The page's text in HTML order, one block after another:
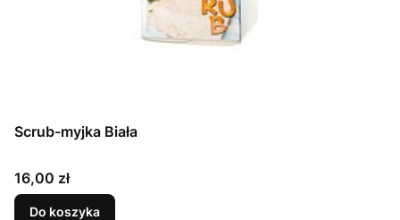
Scrub-myjka Biała
Cena
16,00 zł
Do koszyka